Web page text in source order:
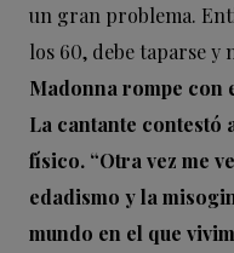
un gran problema.
los 60, debe taparse y
Madonna rompe con
La cantante contestó
físico. “Otra vez me
edadismo y la
mundo en el que